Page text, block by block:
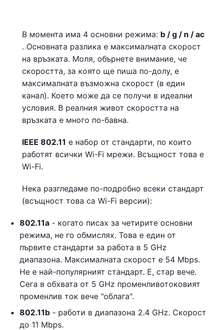
В момента има 4 основни режима: b / g / n / ac
. Основната разлика е максималната скорост
на връзката. Моля, обърнете внимание, че
скоростта, за която ще пиша по-долу, е
максималната възможна скорост (в един
канал). Което може да се получи в идеални
условия. В реалния живот скоростта на
връзката е много по-бавна.
IEEE 802.11 е набор от стандарти, по които
работят всички Wi-Fi мрежи. Всъщност това е
Wi-Fi.
Нека разгледаме по-подробно всеки стандарт
(всъщност това са Wi-Fi версии):
802.11a - когато писах за четирите основни
режима, не го обмислях. Това е един от
първите стандарти за работа в 5 GHz
диапазона. Максималната скорост е 54 Mbps.
Не е най-популярният стандарт. Е, стар вече.
Сега в обхвата от 5 GHz променливотоковият
променлив ток вече "облага".
802.11b - работи в диапазона 2.4 GHz. Скорост
до 11 Mbps.